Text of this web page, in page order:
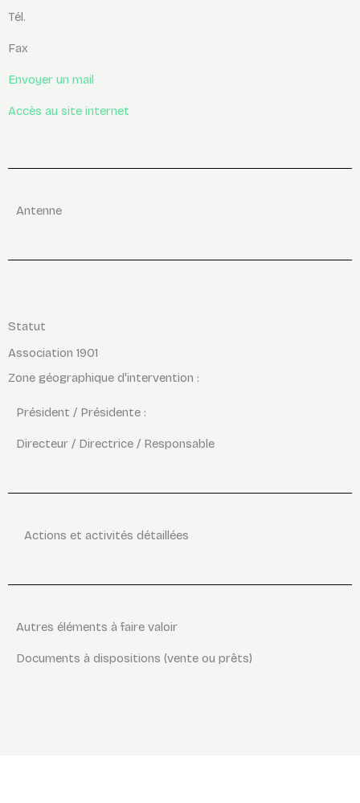
Tél.
Fax
Envoyer un mail
Accès au site internet
Antenne
Statut
Association 1901
Zone géographique d'intervention :
Président / Présidente :
Directeur / Directrice / Responsable
Actions et activités détaillées
Autres éléments à faire valoir
Documents à dispositions (vente ou prêts)